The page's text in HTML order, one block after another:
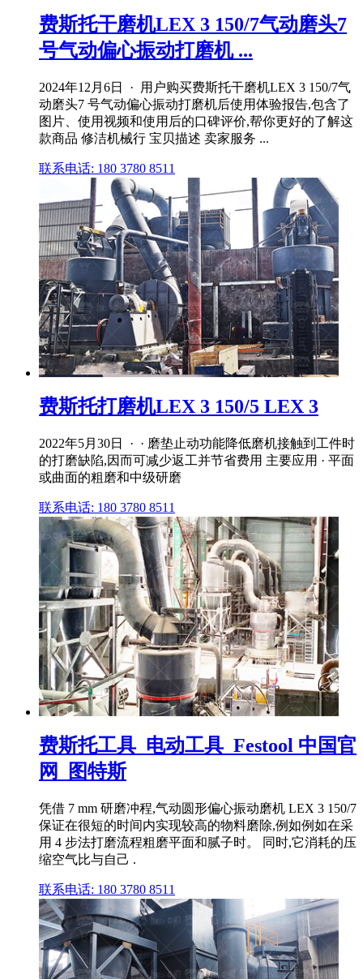
费斯托干磨机LEX 3 150/7气动磨头7
号气动偏心振动打磨机 ...
2024年12月6日 · 用户购买费斯托干磨机LEX 3 150/7气
动磨头7 号气动偏心振动打磨机后使用体验报告,包含了
图片、使用视频和使用后的口碑评价,帮你更好的了解这
款商品 修洁机械行 宝贝描述 卖家服务 ...
联系电话: 180 3780 8511
费斯托打磨机LEX 3 150/5 LEX 3
2022年5月30日 · · 磨垫止动功能降低磨机接触到工件时
的打磨缺陷,因而可减少返工并节省费用 主要应用 · 平面
或曲面的粗磨和中级研磨
联系电话: 180 3780 8511
费斯托工具_电动工具_Festool 中国官
网_图特斯
凭借 7 mm 研磨冲程,气动圆形偏心振动磨机 LEX 3 150/7
保证在很短的时间内实现较高的物料磨除,例如例如在采
用 4 步法打磨流程粗磨平面和腻子时。 同时,它消耗的压
缩空气比与自己 .
联系电话: 180 3780 8511